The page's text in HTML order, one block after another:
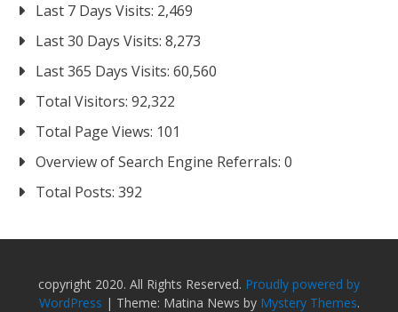
Last 7 Days Visits: 2,469
Last 30 Days Visits: 8,273
Last 365 Days Visits: 60,560
Total Visitors: 92,322
Total Page Views: 101
Overview of Search Engine Referrals: 0
Total Posts: 392
copyright 2020. All Rights Reserved. Proudly powered by
WordPress | Theme: Matina News by Mystery Themes.